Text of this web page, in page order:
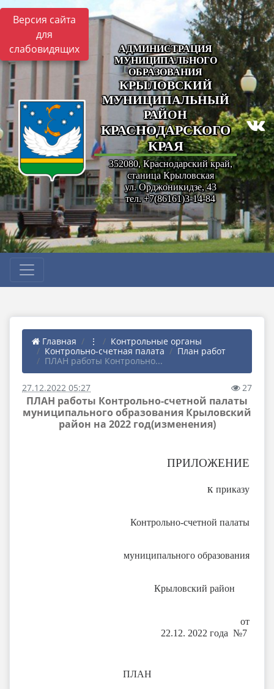
Версия сайта
для
слабовидящих
АДМИНИСТРАЦИЯ
МУНИЦИПАЛЬНОГО
ОБРАЗОВАНИЯ
КРЫЛОВСКИЙ
МУНИЦИПАЛЬНЫЙ
РАЙОН
КРАСНОДАРСКОГО
КРАЯ
352080, Краснодарский край,
станица Крыловская
ул. Орджоникидзе, 43
тел. +7(86161)3-14-84
Главная ⋮
Контрольные органы
Контрольно-счетная палата
План работ
ПЛАН работы Контрольно...
27.12.2022 05:27 27
ПЛАН работы Контрольно-счетной палаты
муниципального образования Крыловский
район на 2022 год(изменения)
ПРИЛОЖЕНИЕ
к приказу
Контрольно-счетной палаты
муниципального образования
Крыловский район
от
22.12. 2022 года №7
ПЛАН